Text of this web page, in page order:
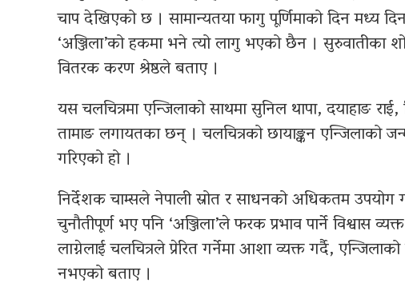
चाप देखिएको छ । सामान्यतया फागु पूर्णिमाको दिन मध्य
‘अञ्जिला’को हकमा भने त्यो लागु भएको छैन ।
वितरक करण श्रेष्ठले बताए ।
यस चलचित्रमा एन्जिलाको साथमा सुनिल थापा, दयाहाङ
तामाङ लगायतका छन् । चलचित्रको छायाङ्कन एन्जिलाको
गरिएको हो ।
निर्देशक चाम्सले नेपाली स्रोत र साधनको अधिकतम उपयोग
चुनौतीपूर्ण भए पनि ‘अञ्जिला’ले फरक प्रभाव पार्ने विश्वास
लाग्नेलाई चलचित्रले प्रेरित गर्नेमा आशा व्यक्त गर्दै,
नभएको बताए ।